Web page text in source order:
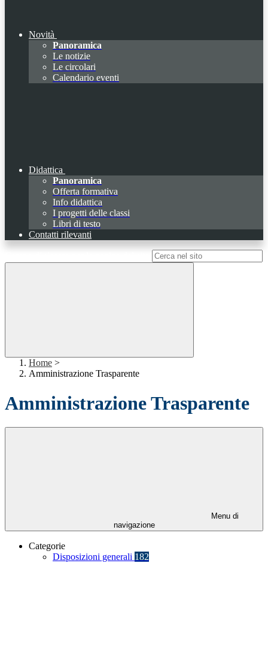
Novità
Panoramica
Le notizie
Le circolari
Calendario eventi
Didattica
Panoramica
Offerta formativa
Info didattica
I progetti delle classi
Libri di testo
Contatti rilevanti
Home >
Amministrazione Trasparente
Amministrazione Trasparente
Menu di
navigazione
Categorie
Disposizioni generali 182